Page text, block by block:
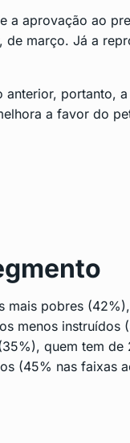
a aprovação ao
março. Já a
portanto,
a favor do
mais pobres
menos instruídos
quem tem de
(45% nas faixas
15
DESTAQUE